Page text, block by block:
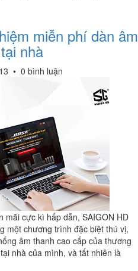
miễn phí dàn âm
nhà
• 0 bình luận
mãi cực kì hấp dẫn, SAIGON HD
một chương trình đặc biệt thú vị,
âm thanh cao cấp của thương
nhà của mình, và tất nhiên là